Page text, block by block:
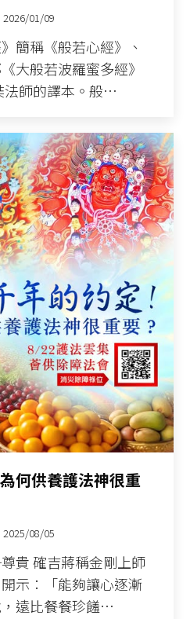
2026/01/09
簡稱《般若心經》、
大般若波羅蜜多經》
法師的譯本。般…
何供養護法神很重
2025/08/05
貴 確吉蔣稱金剛上師
開示：「能夠讓心逐漸
遠比餐餐珍饈…